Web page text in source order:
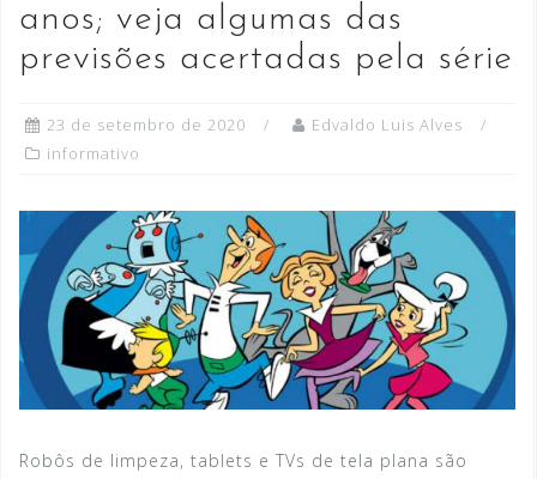
anos; veja algumas das
previsões acertadas pela série
23 de setembro de 2020
Edvaldo Luis Alves
informativo
Robôs de limpeza, tablets e TVs de tela plana são